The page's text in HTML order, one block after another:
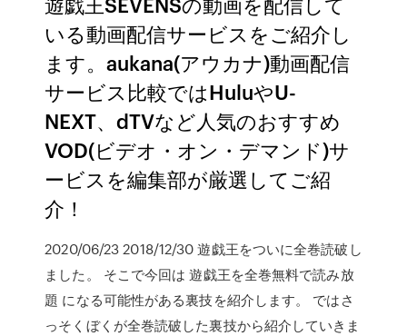
いる動画配信サービスをご紹介し
ます。aukana(アウカナ)動画配信
サービス比較ではHuluやU-
NEXT、dTVなど人気のおすすめ
VOD(ビデオ・オン・デマンド)サ
ービスを編集部が厳選してご紹
介！
2020/06/23 2018/12/30 遊戯王をついに全巻読破し
ました。 そこで今回は 遊戯王を全巻無料で読み放
題 になる可能性がある裏技を紹介します。 ではさ
っそくぼくが全巻読破した裏技から紹介していきま